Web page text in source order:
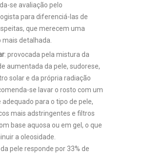
se avaliação pelo
para diferenciá-las de
que merecem uma
mais detalhada.
: provocada pela mistura da
aumentada da pele, sudorese,
solar e da própria radiação
se lavar o rosto com um
para o tipo de pele,
mais adstringentes e filtros
base aquosa ou em gel, o que
a oleosidade.
pele responde por 33% de